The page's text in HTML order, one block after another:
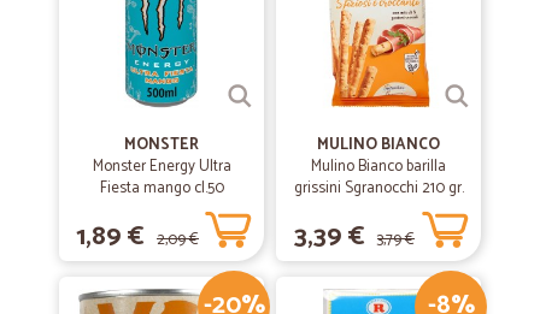
MONSTER
Monster Energy Ultra
Fiesta mango cl.50
1,89 € 2,09 €
MULINO BIANCO
Mulino Bianco barilla
grissini Sgranocchi 210 gr.
3,39 € 3,79 €
-20% -8%